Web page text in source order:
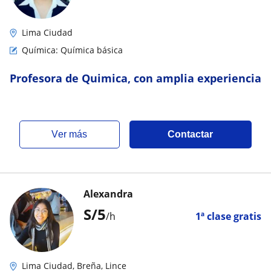
Lima Ciudad
Química: Química básica
Profesora de Quimica, con amplia experiencia
ver más Contactar
S/5/h 1ª clase gratis
Alexandra
Lima Ciudad, Breña, Lince